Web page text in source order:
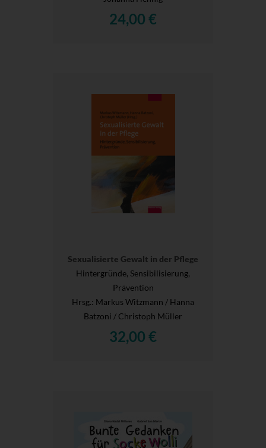
24,00 €
Sexualisierte Gewalt in der Pflege
Hintergründe, Sensibilisierung,
Prävention
Hrsg.: Markus Witzmann / Hanna
Batzoni / Christoph Müller
32,00 €